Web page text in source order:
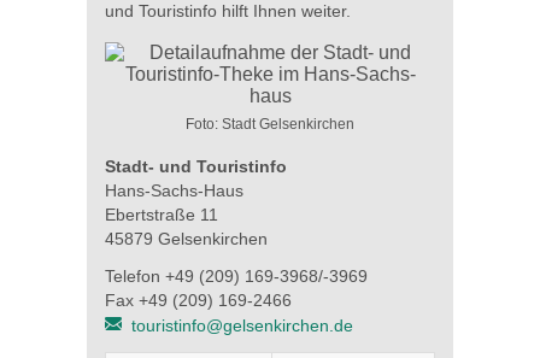
und Touristinfo hilft Ihnen weiter.
Foto: Stadt Gelsenkirchen
Stadt- und Touristinfo
Hans-Sachs-Haus
Ebertstraße 11
45879 Gelsenkirchen
Telefon +49 (209) 169-3968/-3969
Fax +49 (209) 169-2466
touristinfo@gelsenkirchen.de